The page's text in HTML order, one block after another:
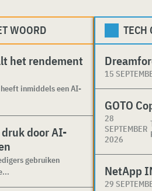
WOORD
het rendement
inmiddels een AI-
druk door AI-
gebruiken
TECH
15
GOTO
28
SEPTEMBER
2026
NetApp
29